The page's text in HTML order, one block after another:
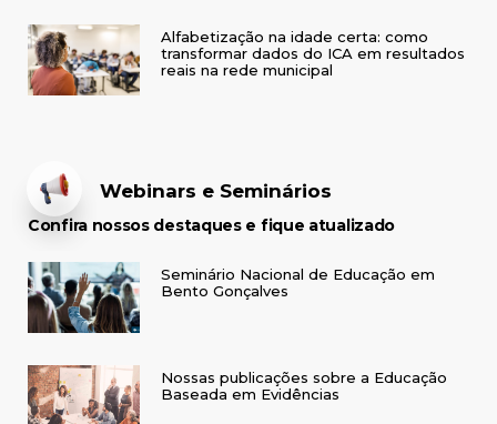
Alfabetização na idade certa: como
transformar dados do ICA em resultados
reais na rede municipal
Webinars e Seminários
Confira nossos destaques e fique atualizado
Seminário Nacional de Educação em
Bento Gonçalves
Nossas publicações sobre a Educação
Baseada em Evidências